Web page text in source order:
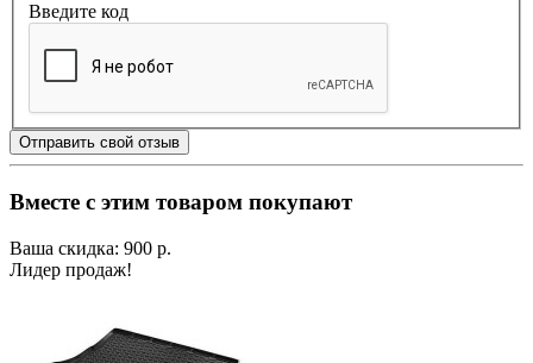
Введите код
Отправить свой отзыв
Вместе с этим товаром покупают
Ваша скидка: 900 р.
Лидер продаж!